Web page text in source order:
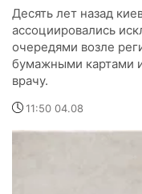
Десять лет назад
ассоциировались
очередями возле
бумажными картами
врачу.
11:50 04.08